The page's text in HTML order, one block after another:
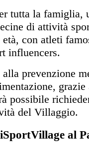
tutta la famiglia,
di attività
con atleti
influencers.
prevenzione
possibile
del Villaggio.
al